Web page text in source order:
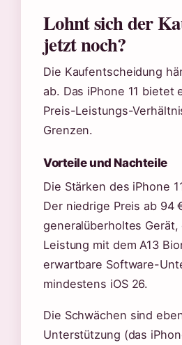
Lohnt sich der
jetzt noch?
Die Kaufentscheidung
ab. Das iPhone 11 bietet
Preis-Leistungs-
Grenzen.
Vorteile und Nachteile
Die Stärken des iPhone
Der niedrige Preis ab 94
generalüberholtes
Leistung mit dem A13
erwartbare Software-
mindestens iOS 26.
Die Schwächen sind
Unterstützung (das